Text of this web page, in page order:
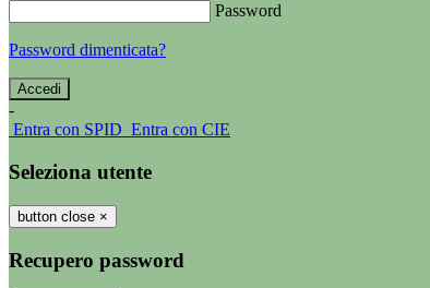
Password
Password dimenticata?
-
Entra con SPID Entra con CIE
Seleziona utente
button close ×
Recupero password